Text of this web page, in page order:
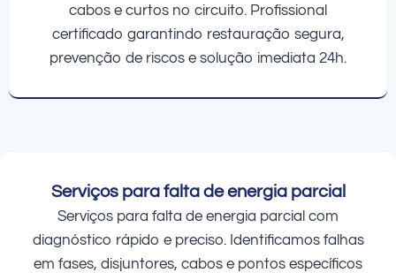
cabos e curtos no circuito. Profissional
certificado garantindo restauração segura,
prevenção de riscos e solução imediata 24h.
Serviços para falta de energia parcial
Serviços para falta de energia parcial com
diagnóstico rápido e preciso. Identificamos falhas
em fases, disjuntores, cabos e pontos específicos